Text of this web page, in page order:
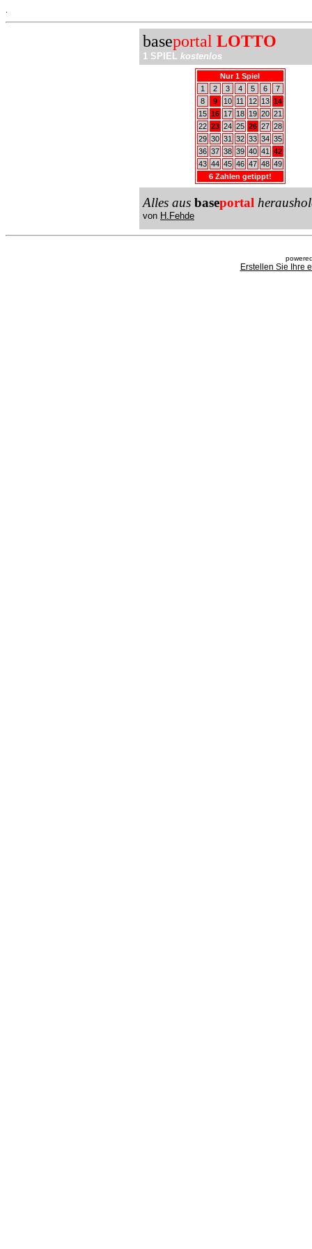
baseportal LOTTO
1 SPIEL kostenlos
Nur 1 Spiel
1
2 3 4 5 6
7
8
9 10 11 12 13 14
15 16 17 18 19 20 21
22 23 24 25 26 27 28
29 30 31 32 33 34 35
36 37 38 39 40 41
42
43 44 45 46 47 48 49
6 Zahlen getippt!
Alles aus baseportal
von H.Fehde
Erstellen Sie Ihre